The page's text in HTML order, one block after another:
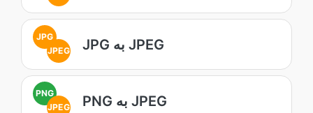
JPG
JPEG
JPG به JPEG
PNG
JPEG
PNG به JPEG